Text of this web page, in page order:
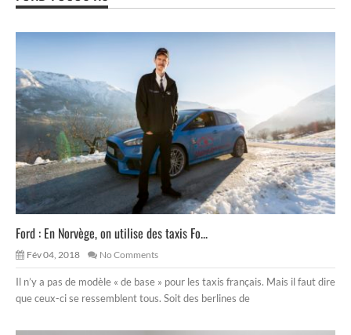
Ford : En Norvège, on utilise des taxis Fo...
Fév 04, 2018 No Comments
Il n’y a pas de modèle « de base » pour les taxis français. Mais il faut dire
que ceux-ci se ressemblent tous. Soit des berlines de